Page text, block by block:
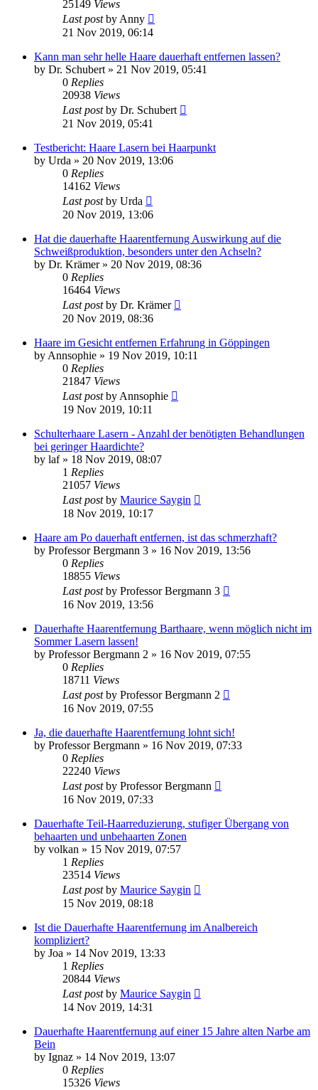
25149 Views
Last postby Anny
21 Nov 2019, 06:14
Kann man sehr helle Haare dauerhaft entfernen lassen?
by Dr. Schubert » 21 Nov 2019, 05:41
0 Replies
20938 Views
Last postby Dr. Schubert
21 Nov 2019, 05:41
Testbericht: Haare Lasern bei Haarpunkt
by Urda » 20 Nov 2019, 13:06
0 Replies
14162 Views
Last postby Urda
20 Nov 2019, 13:06
Hat die dauerhafte Haarentfernung Auswirkung auf die
Schweißproduktion, besonders unter den Achseln?
by Dr. Krämer» 20 Nov 2019, 08:36
0 Replies
16464 Views
Last postby Dr. Krämer
20 Nov 2019, 08:36
Haare im Gesicht entfernen Erfahrung in Göppingen
by Annsophie » 19 Nov 2019, 10:11
0 Replies
21847 Views
Last postby Annsophie
19 Nov 2019, 10:11
Schulterhaare Lasern - Anzahl der benötigten Behandlungen
bei geringer Haardichte?
by laf» 18 Nov 2019, 08:07
1 Replies
21057 Views
Last postby Maurice Saygin
18 Nov 2019, 10:17
Haare am Po dauerhaft entfernen, ist das schmerzhaft?
by Professor Bergmann 3 » 16 Nov 2019, 13:56
0 Replies
18855 Views
Last postby Professor Bergmann 3
16 Nov 2019, 13:56
Dauerhafte Haarentfernung Barthaare, wenn möglich nicht im
Sommer Lasern lassen!
by Professor Bergmann 2 » 16 Nov 2019, 07:55
0 Replies
18711 Views
Last postby Professor Bergmann 2
16 Nov 2019, 07:55
Ja, die dauerhafte Haarentfernung lohnt sich!
by Professor Bergmann » 16 Nov 2019, 07:33
0 Replies
22240 Views
Last postby Professor Bergmann
16 Nov 2019, 07:33
Dauerhafte Teil-Haarreduzierung, stufiger Übergang von
behaarten und unbehaarten Zonen
by volkan » 15 Nov 2019, 07:57
1 Replies
23514 Views
Last postby Maurice Saygin
15 Nov 2019, 08:18
Ist die Dauerhafte Haarentfernung im Analbereich
kompliziert?
by Joa » 14 Nov 2019, 13:33
1 Replies
20844 Views
Last postby Maurice Saygin
14 Nov 2019, 14:31
Dauerhafte Haarentfernung auf einer 15 Jahre alten Narbe am
Bein
by Ignaz » 14 Nov 2019, 13:07
0 Replies
15326 Views